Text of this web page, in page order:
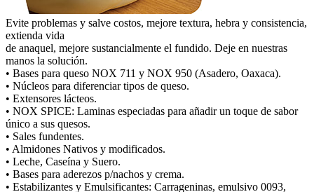
Evite problemas y salve costos, mejore textura, hebra y consistencia,
extienda vida
de anaquel, mejore sustancialmente el fundido. Deje en nuestras
manos la solución.
• Bases para queso NOX 711 y NOX 950 (Asadero, Oaxaca).
• Núcleos para diferenciar tipos de queso.
• Extensores lácteos.
• NOX SPICE: Laminas especiadas para añadir un toque de sabor
único a sus quesos.
• Sales fundentes.
• Almidones Nativos y modificados.
• Leche, Caseína y Suero.
• Bases para aderezos p/nachos y crema.
• Estabilizantes y Emulsificantes: Carrageninas, emulsivo 0093,